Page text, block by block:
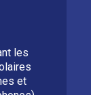
les
et